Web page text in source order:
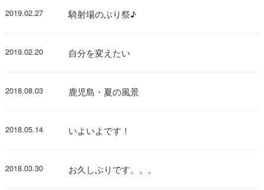
2019.02.27 騎射場のぶり祭♪
2019.02.20 自分を変えたい
2018.08.03 鹿児島・夏の風景
2018.05.14 いよいよです！
2018.03.30 お久しぶりです。。。